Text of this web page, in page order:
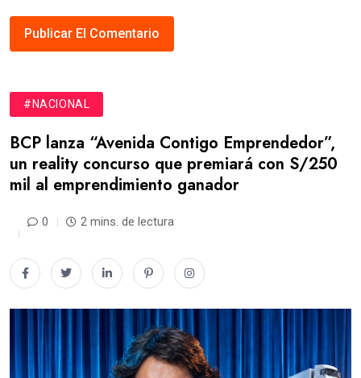
#NACIONAL
BCP lanza “Avenida Contigo Emprendedor”,
un reality concurso que premiará con S/250
mil al emprendimiento ganador
0 2 mins. de lectura